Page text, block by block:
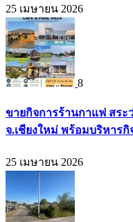
25 เมษายน 2026
8
ขายกิจการร้านกาแฟ สระ
จ.เชียงใหม่ พร้อมบริหารกิ
25 เมษายน 2026